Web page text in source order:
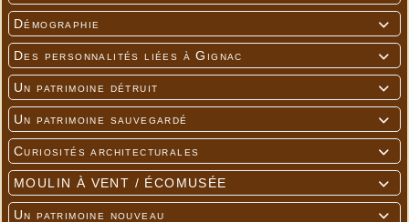

Démographie

Des personnalités liées à Gignac

Un patrimoine détruit

Un patrimoine sauvegardé

Curiosités architecturales

MOULIN À VENT / ÉCOMUSÉE

Un patrimoine nouveau